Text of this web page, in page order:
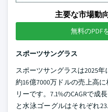
主要な市場動
無料のPDF
スポーツサングラス
スポーツサングラスは2025
約16億7000万ドルの売上高
リーです。7.1%のCAGRで
と水泳ゴーグルはそれぞれ